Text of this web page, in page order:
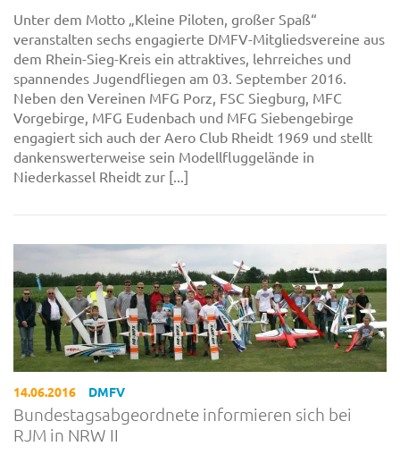
Unter dem Motto „Kleine Piloten, großer Spaß“
veranstalten sechs engagierte DMFV-Mitgliedsvereine aus
dem Rhein-Sieg-Kreis ein attraktives, lehrreiches und
spannendes Jugendfliegen am 03. September 2016.
Neben den Vereinen MFG Porz, FSC Siegburg, MFC
Vorgebirge, MFG Eudenbach und MFG Siebengebirge
engagiert sich auch der Aero Club Rheidt 1969 und stellt
dankenswerterweise sein Modellfluggelände in
Niederkassel Rheidt zur [...]
14.06.2016 DMFV
Bundestagsabgeordnete informieren sich bei
RJM in NRW II